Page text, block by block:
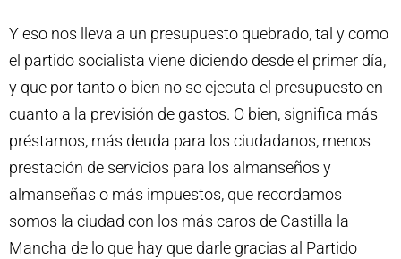
Y eso nos lleva a un presupuesto quebrado, tal y como
el partido socialista viene diciendo desde el primer día,
y que por tanto o bien no se ejecuta el presupuesto en
cuanto a la previsión de gastos. O bien, significa más
préstamos, más deuda para los ciudadanos, menos
prestación de servicios para los almanseños y
almanseñas o más impuestos, que recordamos
somos la ciudad con los más caros de Castilla la
Mancha de lo que hay que darle gracias al Partido